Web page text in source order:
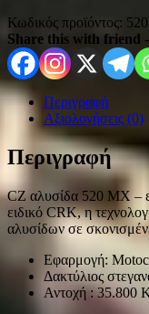
Κωδικός προϊόντος:
Share this with friend
Περιγραφή
Αξιολογήσεις (0)
Περιγραφή
CZ αλυσίδα 520 MX –
ειδικό CRK, η
αλυσίδων σε
Εφαρμογή:
Δακτύλιος
Αντοχή : 35.800